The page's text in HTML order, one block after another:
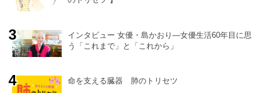
インタビュー 女優・島かおり―女優生活60年目に思
う「これまで」と「これから」
命を支える臓器 肺のトリセツ